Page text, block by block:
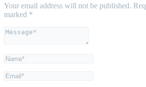
Your email address will not be published.
marked *